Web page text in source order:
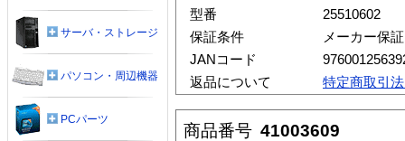
型番
25510602
保証条件
メーカー保証
JANコード
返品について
特定商取引
商品番号 41003609
サーバ・ストレージ
パソコン・周辺機器
PCパーツ